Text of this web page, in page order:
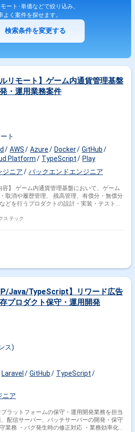
ート･単価などで絞り込み、
よく案件を探せます。
検索条件を変更する
リモート】ゲーム内通貨管理基盤
・運用業務案件
ト
AWS Azure Docker
GitHub
Platform TypeScript
Play
ジニア
バックエンドエンジニア
】 ゲーム内通貨管理基盤において、ゲーム
取消や履歴管理、 残高管理、有償分・無償分
どを行うプロダクトの設計・実装・テストを
ベロッパー向け管理サイトの機能拡充・改善
般に携わっていただきます。 【ポジショ
ントに近い領域にも関与でき、 技術的なスキ
いただけます。 【開発環境】 開発
を利用しており、フレームワークやライブ
などを使用しております。 データベースは
などのコンテナ技術や GitHub
を中心としたクラウドサービスを活用し
■募集背景
ス テック
Java/TypeScript】リワード広告
プロダクト保守・運用開発
ス)
Laravel GitHub
TypeScript
ニア
ラットフォームの保守・運用開発業務を担当
配信サーバー、バッチサーバーの開発・保守
業務 ・バグ発生時の修正対応 ・業務効率化